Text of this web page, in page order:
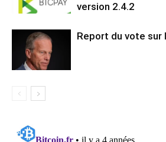
version 2.4.2
Report du vote sur